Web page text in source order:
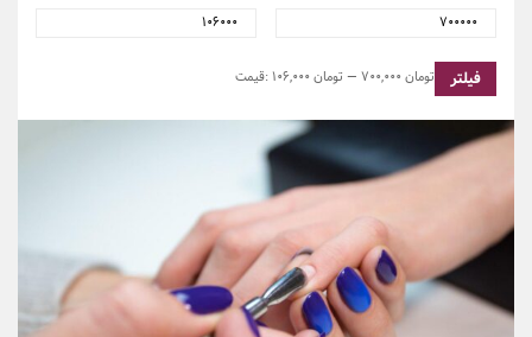
فیلتر قیمت: 106,000 تومان — 700,000 تومان